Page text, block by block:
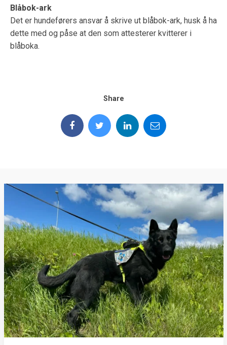
Blåbok-ark
Det er hundeførers ansvar å skrive ut blåbok-ark, husk å ha
dette med og påse at den som attesterer kvitterer i
blåboka.
Share